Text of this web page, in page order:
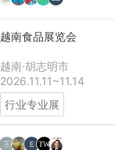
越南食品展览会
越南·胡志明市
2026.11.11~11.14
行业专业展